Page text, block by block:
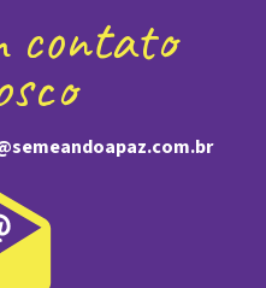
contato